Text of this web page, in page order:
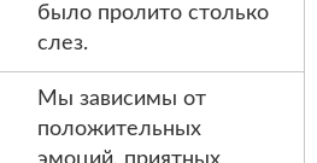
было пролито столько
слез.
Мы зависимы от
положительных